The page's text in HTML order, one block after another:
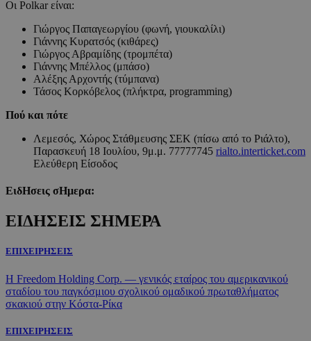
Οι Polkar είναι:
Γιώργος Παπαγεωργίου (φωνή, γιουκαλίλι)
Γιάννης Κυρατσός (κιθάρες)
Γιώργος Αβραμίδης (τρομπέτα)
Γιάννης Μπέλλος (μπάσο)
Αλέξης Αρχοντής (τύμπανα)
Τάσος Κορκόβελος (πλήκτρα, programming)
Πού και πότε
Λεμεσός, Χώρος Στάθμευσης ΣΕΚ (πίσω από το Ριάλτο),
Παρασκευή 18 Ιουλίου, 9μ.μ. 77777745 rialto.interticket.com
Ελεύθερη Είσοδος
ΕιδΗσεις σΗμερα:
ΕΙΔΗΣΕΙΣ ΣΗΜΕΡΑ
ΕΠΙΧΕΙΡΗΣΕΙΣ
Η Freedom Holding Corp. — γενικός εταίρος του αμερικανικού
σταδίου του παγκόσμιου σχολικού ομαδικού πρωταθλήματος
σκακιού στην Κόστα-Ρίκα
ΕΠΙΧΕΙΡΗΣΕΙΣ